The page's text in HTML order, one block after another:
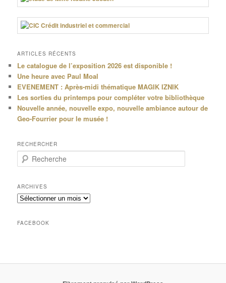
ARTICLES RÉCENTS
Le catalogue de l’exposition 2026 est disponible !
Une heure avec Paul Moal
EVENEMENT : Après-midi thématique MAGIK IZNIK
Les sorties du printemps pour compléter votre bibliothèque
Nouvelle année, nouvelle expo, nouvelle ambiance autour de
Geo-Fourrier pour le musée !
RECHERCHER
e
h
e
r
h
ARCHIVES
Archives
FACEBOOK